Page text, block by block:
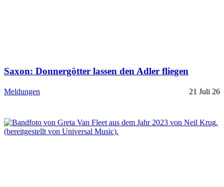
Saxon: Donnergötter lassen den Adler fliegen
Meldungen 21 Juli 26